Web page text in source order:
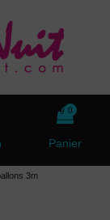
0
Panier
3m